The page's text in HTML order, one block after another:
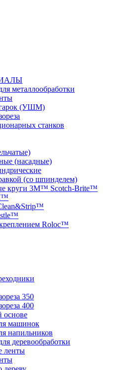
металлообработки
(УШМ)
станков
(насадные)
(со шпинделем)
круги 3M™ Scotch-Brite™
Roloc™
350
400
основе
машинок
напильников
деревообработки
ленты